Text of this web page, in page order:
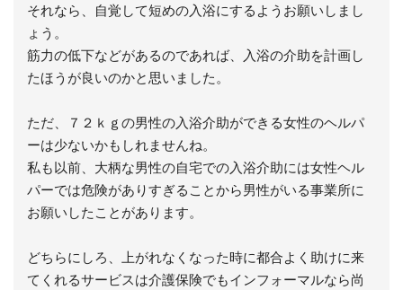
それなら、自覚して短めの入浴にするようお願いしまし
ょう。
筋力の低下などがあるのであれば、入浴の介助を計画し
たほうが良いのかと思いました。
ただ、７２ｋｇの男性の入浴介助ができる女性のヘルパ
ーは少ないかもしれませんね。
私も以前、大柄な男性の自宅での入浴介助には女性ヘル
パーでは危険がありすぎることから男性がいる事業所に
お願いしたことがあります。
どちらにしろ、上がれなくなった時に都合よく助けに来
てくれるサービスは介護保険でもインフォーマルなら尚